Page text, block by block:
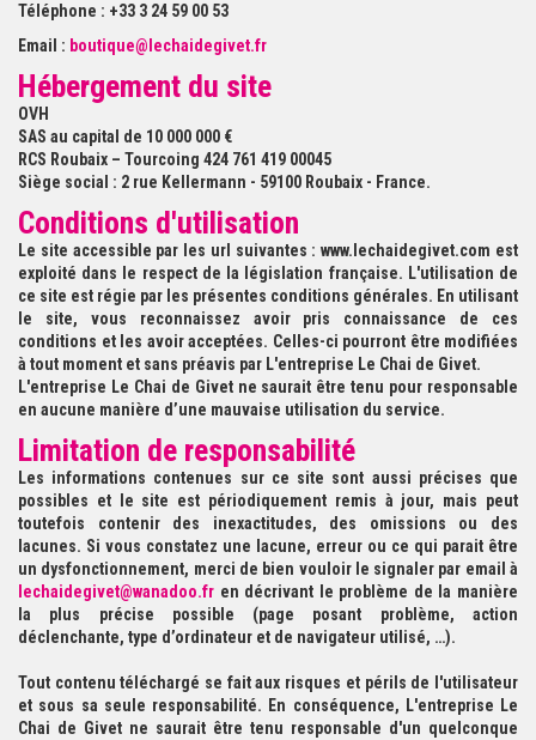
Téléphone : +33 3 24 59 00 53
Email : boutique@lechaidegivet.fr
Hébergement du site
OVH
SAS au capital de 10 000 000 €
RCS Roubaix – Tourcoing 424 761 419 00045
Siège social : 2 rue Kellermann - 59100 Roubaix - France.
Conditions d'utilisation
Le site accessible par les url suivantes : www.lechaidegivet.com est
exploité dans le respect de la législation française. L'utilisation de
ce site est régie par les présentes conditions générales. En utilisant
le site, vous reconnaissez avoir pris connaissance de ces
conditions et les avoir acceptées. Celles-ci pourront être modifiées
à tout moment et sans préavis par L'entreprise Le Chai de Givet.
L'entreprise Le Chai de Givetne saurait être tenu pour responsable
en aucune manière d’une mauvaise utilisation du service.
Limitation de responsabilité
Les informations contenues sur ce site sont aussi précises que
possibles et le site est périodiquement remis à jour, mais peut
toutefois contenir des inexactitudes, des omissions ou des
lacunes. Si vous constatez une lacune, erreur ou ce qui parait être
un dysfonctionnement, merci de bien vouloir le signaler par email à
lechaidegivet@wanadoo.fr en décrivant le problème de la manière
la plus précise possible (page posant problème, action
déclenchante, type d’ordinateur et de navigateur utilisé, …).
Tout contenu téléchargé se fait aux risques et périls de l'utilisateur
et sous sa seule responsabilité. En conséquence, L'entreprise Le
Chai de Givet ne saurait être tenu responsable d'un quelconque